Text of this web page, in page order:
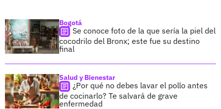
Bogotá
Se conoce foto de la que sería la piel del
cocodrilo del Bronx; este fue su destino
final
Salud y Bienestar
¿Por qué no debes lavar el pollo antes
de cocinarlo? Te salvará de grave
enfermedad